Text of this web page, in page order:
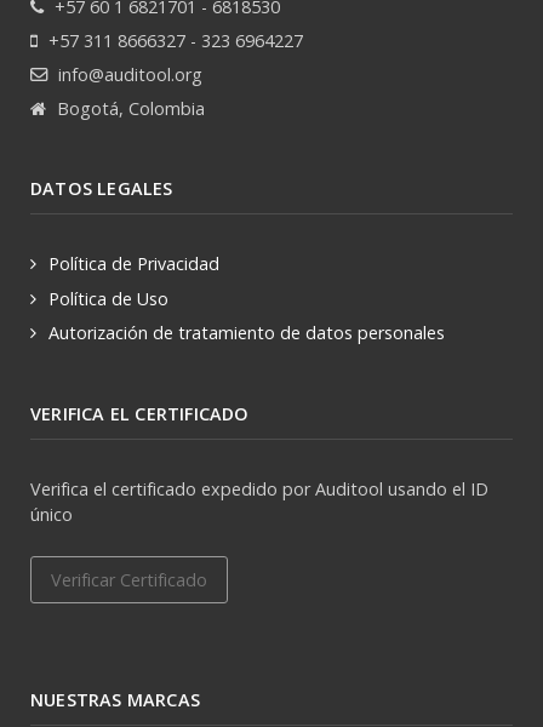
+57 60 1 6821701 - 6818530
+57 311 8666327 - 323 6964227
info@auditool.org
Bogotá, Colombia
DATOS LEGALES
Política de Privacidad
Política de Uso
Autorización de tratamiento de datos personales
VERIFICA EL CERTIFICADO
Verifica el certificado expedido por Auditool usando el ID
único
Verificar Certificado
NUESTRAS MARCAS